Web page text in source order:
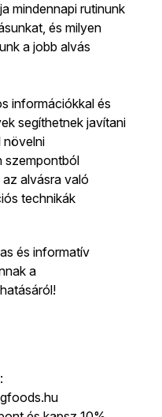
mindennapi rutinunk
és milyen
a jobb alvás
információkkal és
segíthetnek javítani
növelni
szempontból
alvásra való
technikák
és informatív
a